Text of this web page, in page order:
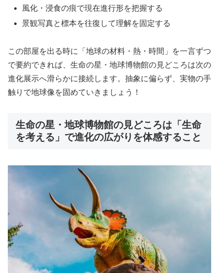
風化・浸食の痕で現在進行形を把握する
景観写真と標本を往復して理解を固定する
この部屋を出る時に「地球の材料・熱・時間」を一言ずつ
で要約できれば、生命の星・地球博物館の見どころは次の
進化展示へ滑らかに接続します。抽象に偏らず、実物の手
触りで地球像を固めていきましょう！
生命の星・地球博物館の見どころは「生命
を考える」で進化の広がりを体感すること